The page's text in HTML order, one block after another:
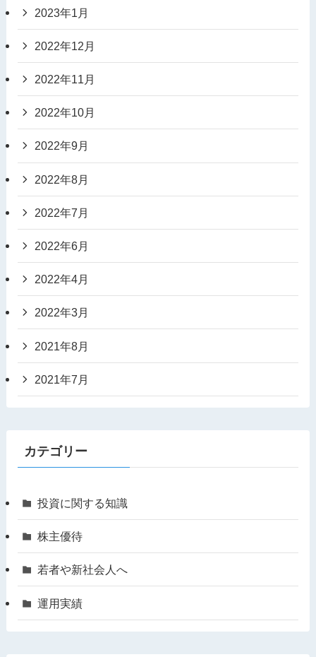
2023年1月
2022年12月
2022年11月
2022年10月
2022年9月
2022年8月
2022年7月
2022年6月
2022年4月
2022年3月
2021年8月
2021年7月
カテゴリー
投資に関する知識
株主優待
若者や新社会人へ
運用実績